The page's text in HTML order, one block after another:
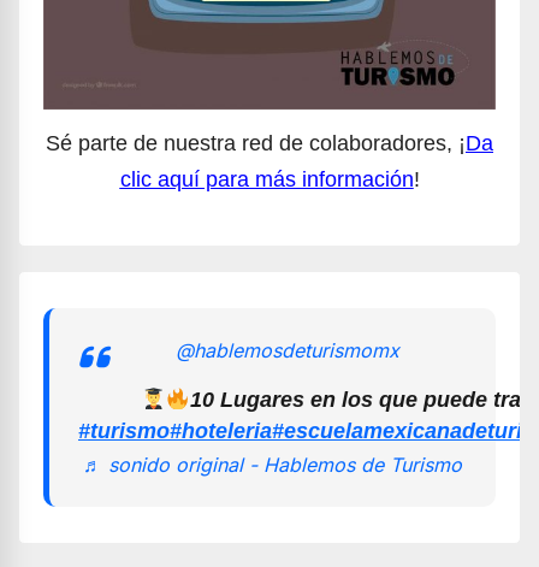
Sé parte de nuestra red de colaboradores, ¡Da
clic aquí para más información!
@hablemosdeturismomx
10 Lugares en los que puede
#turismo#hoteleria
♬ sonido original - Hablemos de Turismo